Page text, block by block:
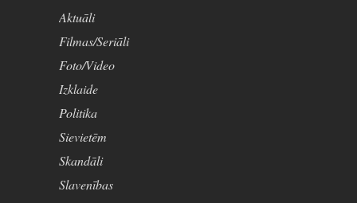
Aktuāli
Filmas/Seriāli
Foto/Video
Izklaide
Politika
Sievietēm
Skandāli
Slavenības